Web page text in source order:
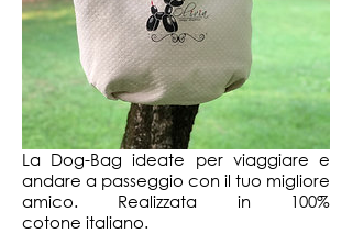
La Dog-Bagideate per viaggiare e
andare a passeggio con il tuo migliore
amico. Realizzata in 100%
cotone italiano.